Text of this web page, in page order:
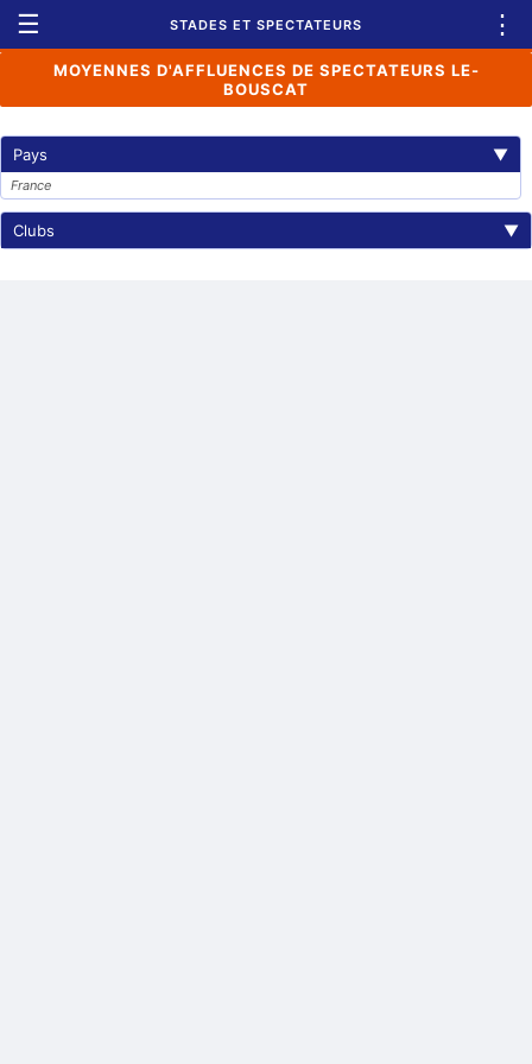
☰ STADES ET SPECTATEURS ⋮
MOYENNES D'AFFLUENCES DE SPECTATEURS LE-
BOUSCAT
Pays ▼
France
Clubs ▼